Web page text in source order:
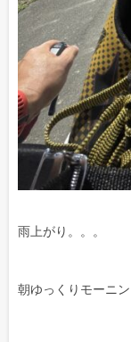
雨上がり。。。
朝ゆっくりモーニ